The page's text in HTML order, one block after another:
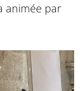
animée par